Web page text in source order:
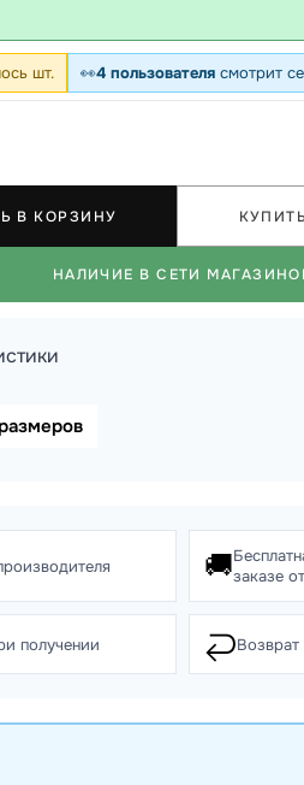
шт. 👀4 пользователя смотрит
В КОРЗИНУ
НАЛИЧИЕ В СЕТИ
🚚заказе
получении ↩️Возврат